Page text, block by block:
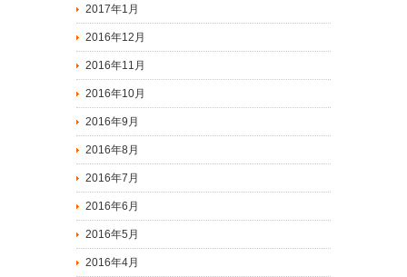
2017年1月
2016年12月
2016年11月
2016年10月
2016年9月
2016年8月
2016年7月
2016年6月
2016年5月
2016年4月